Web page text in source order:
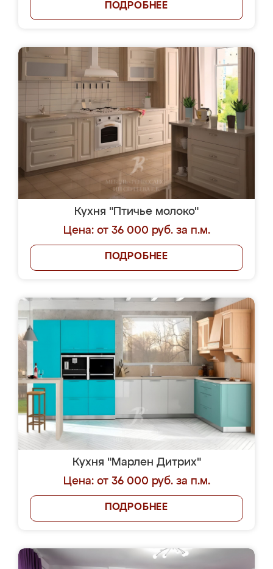
ПОДРОБНЕЕ
Кухня "Птичье молоко"
Цена: от 36 000 руб. за п.м.
ПОДРОБНЕЕ
Кухня "Марлен Дитрих"
Цена: от 36 000 руб. за п.м.
ПОДРОБНЕЕ